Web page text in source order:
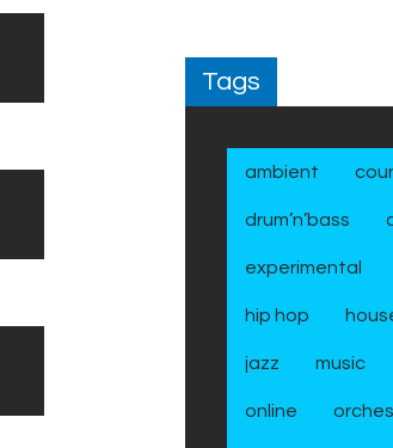
Tags
ambient
drum’n’bass
experimental
hip hop
jazz music
online